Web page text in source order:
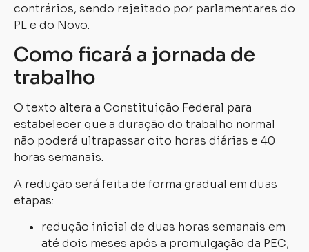
contrários, sendo rejeitado por parlamentares do
PL e do Novo.
Como ficará a jornada de
trabalho
O texto altera a Constituição Federal para
estabelecer que a duração do trabalho normal
não poderá ultrapassar oito horas diárias e 40
horas semanais.
A redução será feita de forma gradual em duas
etapas:
redução inicial de duas horas semanais em
até dois meses após a promulgação da PEC;